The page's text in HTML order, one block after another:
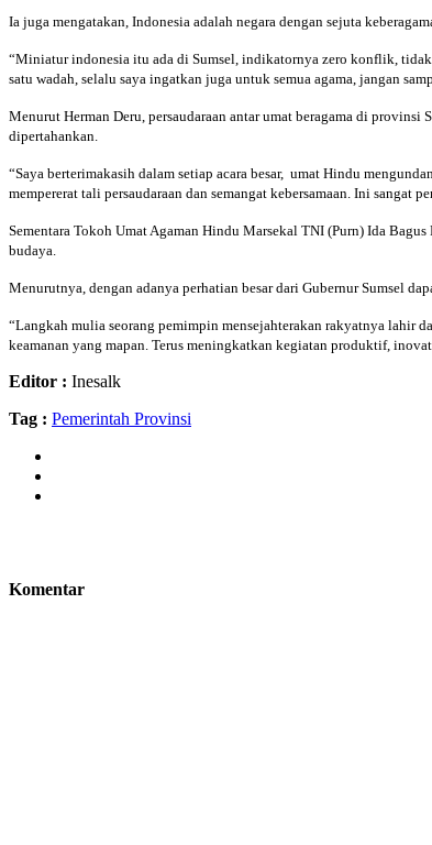
Ia juga mengatakan, Indonesia adalah negara dengan sejuta
“Miniatur indonesia itu ada di Sumsel, indikatornya zero konflik, tidak
satu wadah, selalu saya ingatkan juga untuk semua agama, jangan
Menurut Herman Deru, persaudaraan antar umat beragama di
dipertahankan.
“Saya berterimakasih dalam setiap acara besar, umat Hindu
mempererat tali persaudaraan dan semangat kebersamaan. Ini
Sementara Tokoh Umat Agaman Hindu Marsekal TNI (Purn) Ida
budaya.
Menurutnya, dengan adanya perhatian besar dari Gubernur Sumsel
“Langkah mulia seorang pemimpin mensejahterakan rakyatnya lahir
keamanan yang mapan. Terus meningkatkan kegiatan produktif,
Editor : Inesalk
Tag : Pemerintah Provinsi
Komentar